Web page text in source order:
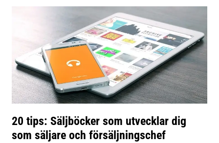
20 tips: Säljböcker som utvecklar dig
som säljare och försäljningschef